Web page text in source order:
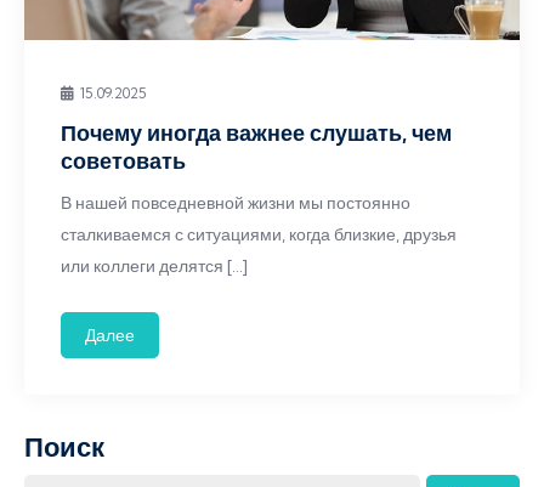
15.09.2025
Почему иногда важнее слушать, чем
советовать
В нашей повседневной жизни мы постоянно
сталкиваемся с ситуациями, когда близкие, друзья
или коллеги делятся […]
Далее
Поиск